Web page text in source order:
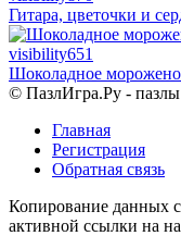
Гитара, цветочки и
visibility651
Шоколадное
© ПазлИгра.Ру -
Главная
Регистрация
Обратная связь
Копирование данных с
активной ссылки на